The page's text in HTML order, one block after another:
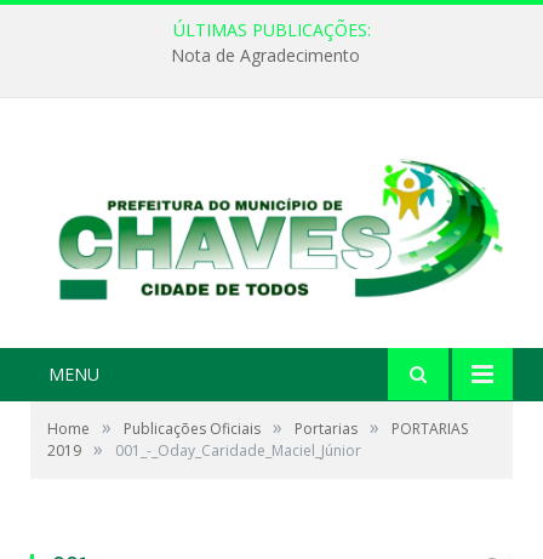
ÚLTIMAS PUBLICAÇÕES:
Nota de Agradecimento
MENU
Home » Publicações Oficiais » Portarias »
PORTARIAS
2019 » 001_-_Oday_Caridade_Maciel_Júnior